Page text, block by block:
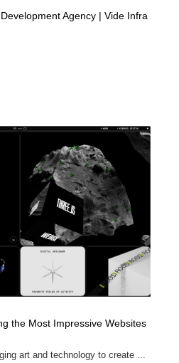
Agency | Vide Infra
the Most Impressive Websites
art and technology to create ...